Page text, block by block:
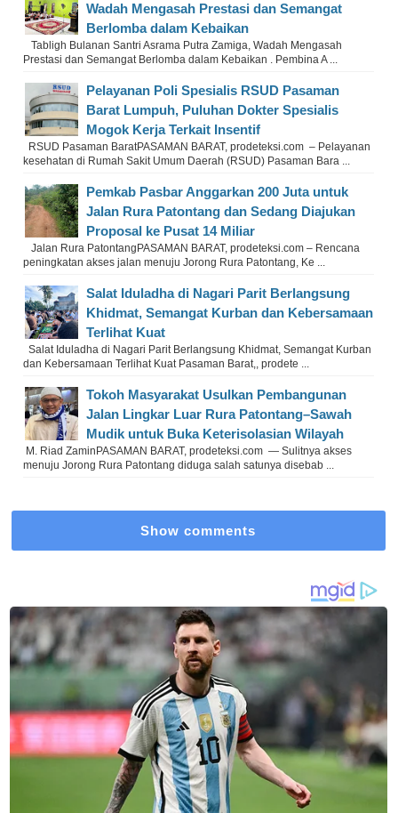
Wadah Mengasah Prestasi dan Semangat
Berlomba dalam Kebaikan
Tabligh Bulanan Santri Asrama Putra Zamiga, Wadah Mengasah
Prestasi dan Semangat Berlomba dalam Kebaikan . Pembina A ...
Pelayanan Poli Spesialis RSUD Pasaman
Barat Lumpuh, Puluhan Dokter Spesialis
Mogok Kerja Terkait Insentif
RSUD Pasaman BaratPASAMAN BARAT, prodeteksi.com – Pelayanan
kesehatan di Rumah Sakit Umum Daerah (RSUD) Pasaman Bara ...
Pemkab Pasbar Anggarkan 200 Juta untuk
Jalan Rura Patontang dan Sedang Diajukan
Proposal ke Pusat 14 Miliar
Jalan Rura PatontangPASAMAN BARAT, prodeteksi.com – Rencana
peningkatan akses jalan menuju Jorong Rura Patontang, Ke ...
Salat Iduladha di Nagari Parit Berlangsung
Khidmat, Semangat Kurban dan Kebersamaan
Terlihat Kuat
Salat Iduladha di Nagari Parit Berlangsung Khidmat, Semangat Kurban
dan Kebersamaan Terlihat Kuat Pasaman Barat,, prodete ...
Tokoh Masyarakat Usulkan Pembangunan
Jalan Lingkar Luar Rura Patontang–Sawah
Mudik untuk Buka Keterisolasian Wilayah
M. Riad ZaminPASAMAN BARAT, prodeteksi.com — Sulitnya akses
menuju Jorong Rura Patontang diduga salah satunya disebab ...
Show comments